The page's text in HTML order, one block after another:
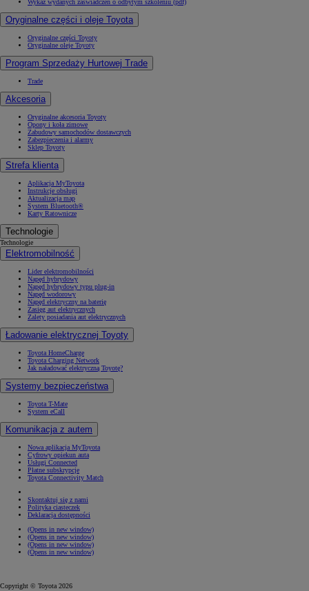
Oryginalne części i oleje Toyota
Oryginalne części Toyoty
Oryginalne oleje Toyoty
Program Sprzedaży Hurtowej Trade
Trade
Akcesoria
Oryginalne akcesoria Toyoty
Opony i koła zimowe
Zabudowy samochodów dostawczych
Zabezpieczenia i alarmy
Sklep Toyoty
Strefa klienta
Aplikacja MyToyota
Instrukcje obsługi
Aktualizacja map
System Bluetooth®
Karty Ratownicze
Technologie
Technologie
Elektromobilność
Lider elektromobilności
Napęd hybrydowy
Napęd hybrydowy typu plug-in
Napęd wodorowy
Napęd elektryczny na baterię
Zasięg aut elektrycznych
Zalety posiadania aut elektrycznych
Ładowanie elektrycznej Toyoty
Toyota HomeCharge
Toyota Charging Network
Jak naładować elektryczną Toyotę?
Systemy bezpieczeństwa
Toyota T-Mate
System eCall
Komunikacja z autem
Nowa aplikacja MyToyota
Cyfrowy opiekun auta
Usługi Connected
Płatne subskrypcje
Toyota Connectivity Match
Skontaktuj się z nami
Polityka ciasteczek
Deklaracja dostępności
(Opens in new window)
(Opens in new window)
(Opens in new window)
(Opens in new window)
Copyright © Toyota 2026